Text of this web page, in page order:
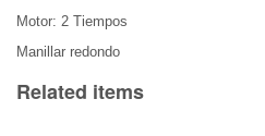
Motor: 2 Tiempos
Manillar redondo
Related items